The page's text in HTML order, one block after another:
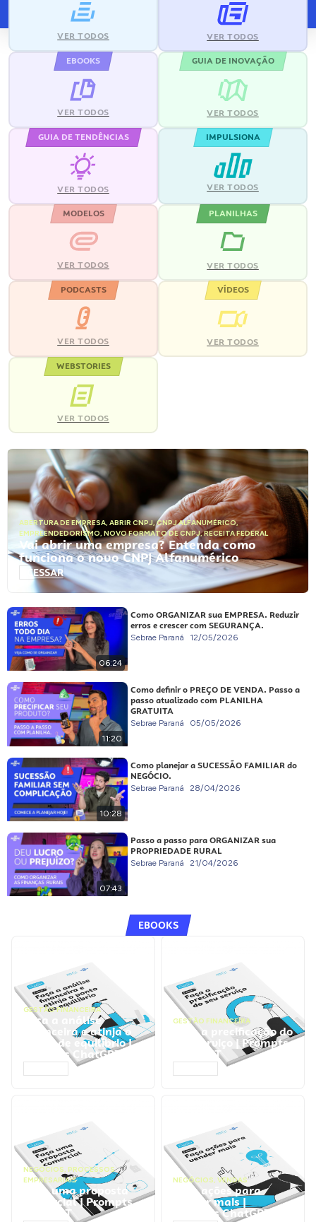
VER TODOS VER TODOS
EBOOKS
VER TODOS
GUIA DE INOVAÇÃO
VER TODOS
GUIA DE TENDÊNCIAS
VER TODOS
IMPULSIONA
VER TODOS
MODELOS
VER TODOS
PLANILHAS
VER TODOS
PODCASTS
VER TODOS
VÍDEOS
VER TODOS
WEBSTORIES
VER TODOS
ABERTURA DE EMPRESA, ABRIR CNPJ,CNPJ ALFANUMÉRICO,
EMPREENDEDORISMO, NOVO FORMATO DE CNPJ,RECEITA FEDERAL
Vai abrir uma empresa? Entenda como
funciona o novo CNPJ Alfanumérico
ACESSAR
06:24
Como ORGANIZAR sua EMPRESA. Reduzir
erros e crescer com SEGURANÇA.
Sebrae Paraná 12/05/2026
11:20
Como definir o PREÇO DE VENDA. Passo a
passo atualizado com PLANILHA
GRATUITA
Sebrae Paraná 05/05/2026
10:28
Como planejar a SUCESSÃO FAMILIAR do
NEGÓCIO.
Sebrae Paraná 28/04/2026
07:43
Passo a passo para ORGANIZAR sua
PROPRIEDADE RURAL
Sebrae Paraná 21/04/2026
EBOOKS
GESTÃO FINANCEIRA
Faça a análise
financeira e atinja o
ponto de equilíbrio |
Prompts ChatGPT
GESTÃO FINANCEIRA
Faça a precificação do
seu serviço | Prompts
ChatGPT
NEGÓCIOS, PROCESSOS
EMPRESARIAIS
Faça uma proposta
comercial | Prompts
ChatGPT
NEGÓCIOS, VENDAS
Faça ações para
vender mais |
Prompts ChatGPT